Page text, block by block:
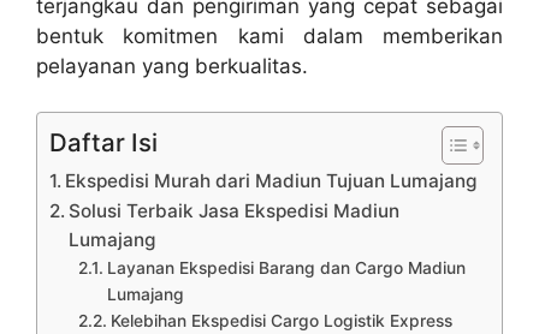
terjangkau dan pengiriman yang cepat sebagai
bentuk komitmen kami dalam memberikan
pelayanan yang berkualitas.
Daftar Isi
Ekspedisi Murah dari Madiun Tujuan Lumajang
Solusi Terbaik Jasa Ekspedisi Madiun
Lumajang
Layanan Ekspedisi Barang dan Cargo Madiun
Lumajang
Kelebihan Ekspedisi Cargo Logistik Express